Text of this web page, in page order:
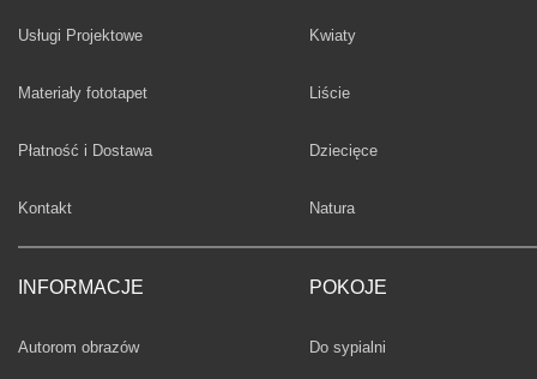
Usługi Projektowe
Materiały fototapet
Płatność i Dostawa
Kontakt
INFORMACJE
Autorom obrazów
Fototapety
Kwiaty
Fototapety
Liście
Fototapety
Dziecięce
Fototapety
Natura
POKOJE
Fototapety
Do sypialni